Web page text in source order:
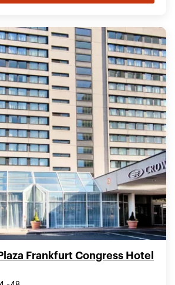
Frankfurt Congress Hotel